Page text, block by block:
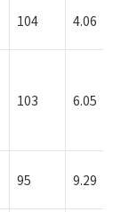
104 4.06
103 6.05
95 9.29